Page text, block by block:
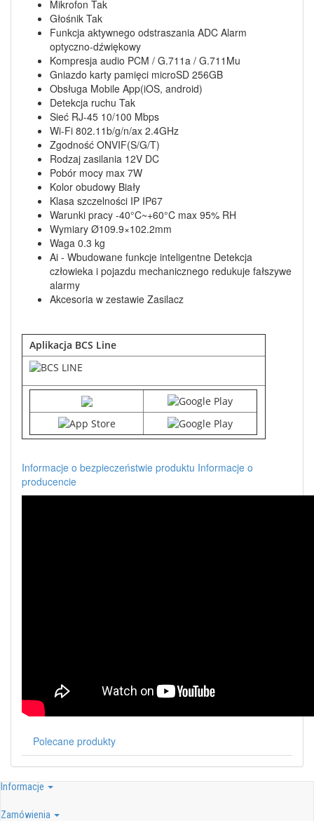
Mikrofon Tak
Głośnik Tak
Funkcja aktywnego odstraszania ADC Alarm
optyczno-dźwiękowy
Kompresja audio PCM / G.711a / G.711Mu
Gniazdo karty pamięci microSD 256GB
Obsługa Mobile App(iOS, android)
Detekcja ruchu Tak
Sieć RJ-45 10/100 Mbps
Wi-Fi 802.11b/g/n/ax 2.4GHz
Zgodność ONVIF(S/G/T)
Rodzaj zasilania 12V DC
Pobór mocy max 7W
Kolor obudowy Biały
Klasa szczelności IP IP67
Warunki pracy -40°C~+60°C max 95% RH
Wymiary Ø109.9×102.2mm
Waga 0.3 kg
Ai - Wbudowane funkcje inteligentne Detekcja
człowieka i pojazdu mechanicznego redukuje fałszywe
alarmy
Akcesoria w zestawie Zasilacz
Aplikacja BCS Line
Informacje o bezpieczeństwie produktu Informacje o
producencie
Polecane produkty
Informacje
Zamówienia